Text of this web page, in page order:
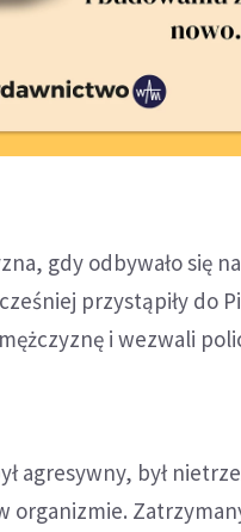
gdy odbywało się
przystąpiły do
i wezwali
agresywny, był
organizmie.